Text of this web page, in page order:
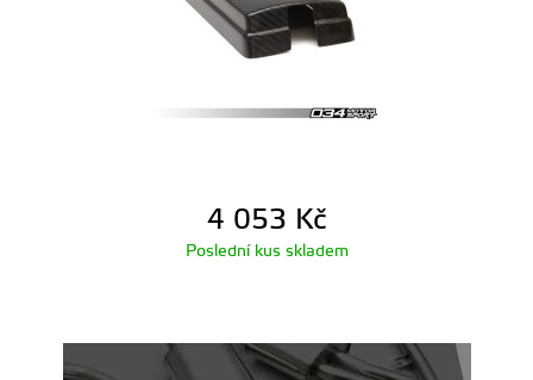
4 053 Kč
Poslední kus skladem